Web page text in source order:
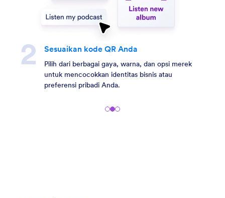
Sesuaikan kode QR Anda
Pilih dari berbagai gaya, warna, dan opsi merek
untuk mencocokkan identitas bisnis atau
preferensi pribadi Anda.